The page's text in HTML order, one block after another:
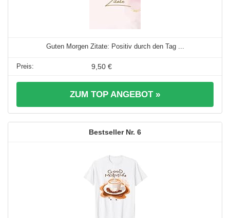
Guten Morgen Zitate: Positiv durch den Tag ...
9,50 €
ZUM TOP ANGEBOT »
6